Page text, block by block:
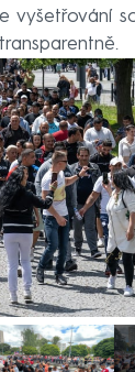
vyšetřování